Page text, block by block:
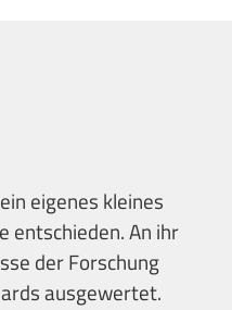
eigenes kleines
entschieden. An ihr
der Forschung
ausgewertet.